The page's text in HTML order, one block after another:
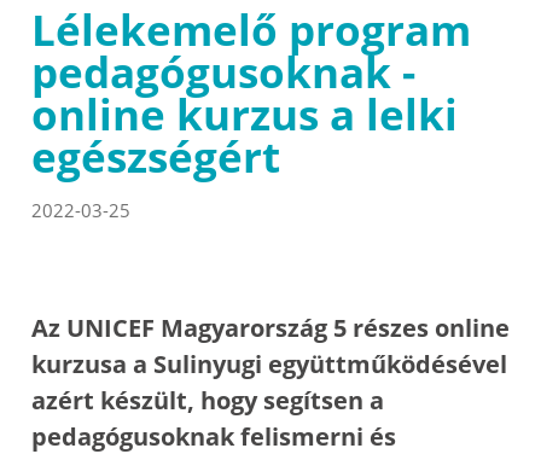
Lélekemelő program
pedagógusoknak -
online kurzus a lelki
egészségért
2022-03-25
Az UNICEF Magyarország 5 részes online
kurzusa a Sulinyugi együttműködésével
azért készült, hogy segítsen a
pedagógusoknak felismerni és